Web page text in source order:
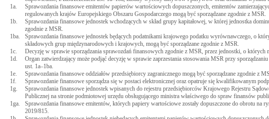
1a.
Sprawozdania finansowe emitentów papierów wartościowych dopuszczonych, emitentów
regulowanych krajów Europejskiego Obszaru Gospodarczego mogą być sporządzane zgodnie z MSR.
1b.
Sprawozdania finansowe jednostek wchodzących w skład grupy kapitałowej, w której jednostka
zgodnie z MSR.
1ba.
Sprawozdania finansowe jednostek będących podatnikami krajowego podatku wyrównawczego, o
składowych grup międzynarodowych i krajowych, mogą być sporządzane zgodnie z MSR.
1c.
Decyzję w sprawie sporządzania sprawozdań finansowych zgodnie z MSR, przez jednostki, o których
1d.
Organ zatwierdzający może podjąć decyzję w sprawie zaprzestania stosowania MSR przy
ust. 1a–1ba.
1e.
Sprawozdania finansowe oddziałów przedsiębiorcy zagranicznego mogą być sporządzane zgodnie z
1f.
Sprawozdanie finansowe sporządza się w postaci elektronicznej oraz opatruje się kwalifikowanym
1g.
Sprawozdania finansowe jednostek wpisanych do rejestru przedsiębiorców Krajowego Rejestru
Publicznej na stronie podmiotowej urzędu obsługującego ministra właściwego do spraw finansów
1ga.
Sprawozdania finansowe emitentów, których papiery wartościowe zostały dopuszczone do obrotu
2019/815.